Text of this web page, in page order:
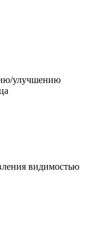
улучшению
видимостью